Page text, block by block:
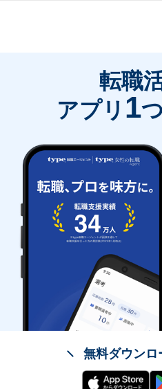
転職
アプリ 1
無料ダウンロ